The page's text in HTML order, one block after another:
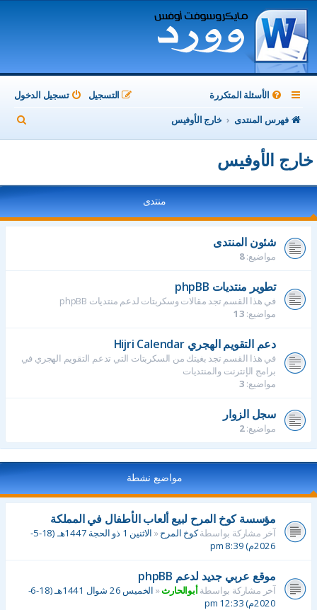
الأسئلة المتكررة تسجيل الدخول
التسجيل
فهرس المنتدى
خارج الأوفيس
ح
خارج الأوفيس
منتدى
شئون المنتدى
مواضيع:8
تطوير منتديات phpBB
في هذا القسم تجد مقالات وسكربتات لدعم منتديات phpBB
مواضيع: 13
دعم التقويم الهجري Hijri Calendar
في هذا القسم تجد بغيتك من السكربتات التي تدعم التقويم الهجري في
برامج الإنترنت والمنتديات
مواضيع: 3
سجل الزوار
مواضيع:2
مواضيع نشطة
مؤسسة كوخ المرح لبيع ألعاب الأطفال في المملكة
آخر مشاركة بواسطةكوخ المرح«
الاثنين 1 ذو الحجة 1447هـ (18-5-
2026م) 8:39 pm
موقع عربي جديد لدعم phpBB
آخر مشاركة بواسطةأبوالحارث«
الخميس 26 شوال 1441هـ (18-6-
2020م) 12:33 pm